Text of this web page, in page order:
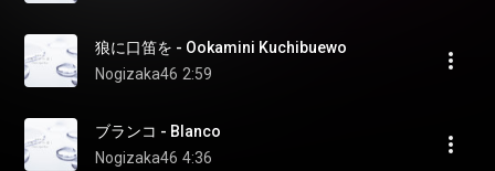
狼に口笛を - Ookamini Kuchibuewo
Nogizaka46 2:59
ブランコ - Blanco
Nogizaka46 4:36